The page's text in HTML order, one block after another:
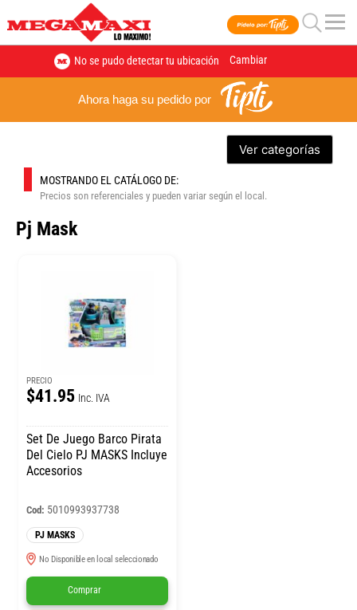
No se pudo detectar tu ubicación Cambiar
Ahora haga su pedido por
Ver categorías
MOSTRANDO EL CATÁLOGO DE:
Precios son referenciales y pueden variar según el local.
Pj Mask
PRECIO
$41.95 Inc. IVA
Set De Juego Barco Pirata
Del Cielo PJ MASKS Incluye
Accesorios
Cod: 5010993937738
PJ MASKS
No Disponible en local seleccionado
Comprar